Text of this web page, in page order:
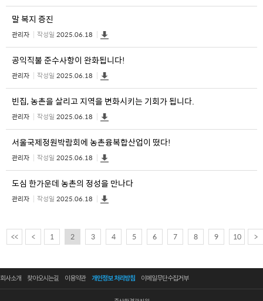
말 복지 증진
관리자 작성일 2025.06.18
공익직불 준수사항이 완화됩니다!
관리자 작성일 2025.06.18
빈집, 농촌을 살리고 지역을 변화시키는 기회가 됩니다.
관리자 작성일 2025.06.18
서울국제정원박람회에 농촌융복합산업이 떴다!
관리자 작성일 2025.06.18
도심 한가운데 농촌의 정성을 만나다
관리자 작성일 2025.06.18
<< < 1 2 3 4 5 6 7 8 9 10 >
회사소개 찾아오시는길 이용약관 개인정보 처리방침 이메일무단수집거부